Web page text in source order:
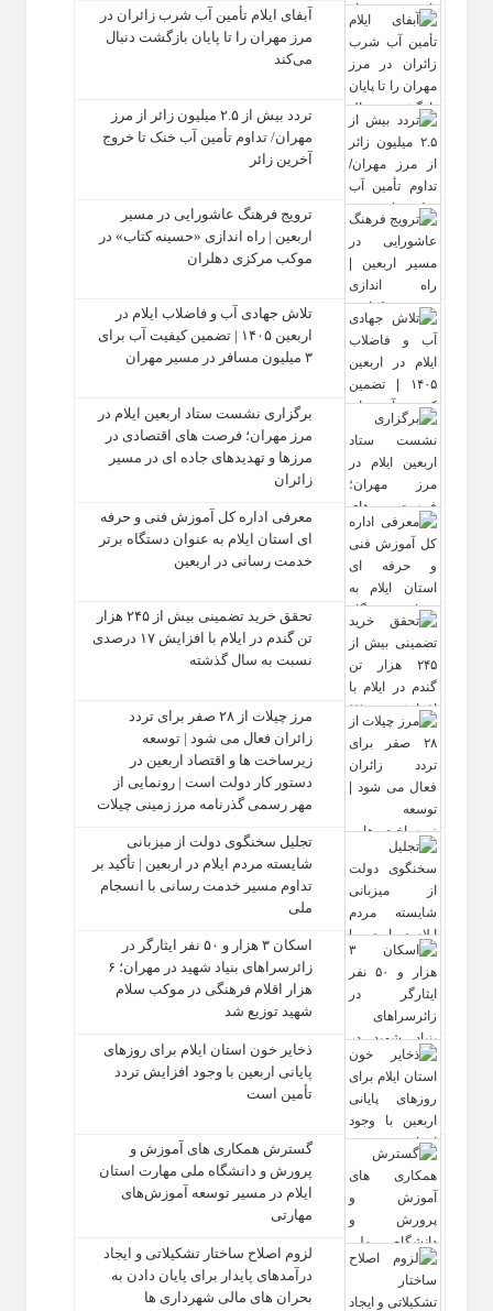
آبفای ایلام تأمین آب شرب زائران در
مرز مهران را تا پایان بازگشت دنبال
می‌کند
تردد بیش از ۲.۵ میلیون زائر از مرز
مهران/ تداوم تأمین آب خنک تا خروج
آخرین زائر
ترویج فرهنگ عاشورایی در مسیر
اربعین | راه‌ اندازی «حسینه کتاب» در
موکب مرکزی دهلران
تلاش جهادی آب و فاضلاب ایلام در
اربعین ۱۴۰۵ | تضمین کیفیت آب برای
۳ میلیون مسافر در مسیر مهران
برگزاری نشست ستاد اربعین ایلام در
مرز مهران؛ فرصت‌ های اقتصادی در
مرزها و تهدیدهای جاده‌ ای در مسیر
زائران
معرفی اداره کل آموزش فنی و حرفه‌
ای استان ایلام به‌ عنوان دستگاه برتر
خدمت‌ رسانی در اربعین
تحقق خرید تضمینی بیش از ۲۴۵ هزار
تن گندم در ایلام با افزایش ۱۷ درصدی
نسبت به سال گذشته
مرز چیلات از ۲۸ صفر برای تردد
زائران فعال می‌ شود | توسعه
زیرساخت‌ ها و اقتصاد اربعین در
دستور کار دولت است | رونمایی از
مهر رسمی گذرنامه مرز زمینی چیلات
تجلیل سخنگوی دولت از میزبانی
شایسته مردم ایلام در اربعین | تأکید بر
تداوم مسیر خدمت‌ رسانی با انسجام
ملی
اسکان ۳ هزار و ۵۰ نفر ایثارگر در
زائرسراهای بنیاد شهید در مهران؛ ۶
هزار اقلام فرهنگی در موکب سلام
شهید توزیع شد
ذخایر خون استان ایلام برای روزهای
پایانی اربعین با وجود افزایش تردد
تأمین است
گسترش همکاری‌ های آموزش و
پرورش و دانشگاه ملی مهارت استان
ایلام در مسیر توسعه آموزش‌های
مهارتی
لزوم اصلاح ساختار تشکیلاتی و ایجاد
درآمدهای پایدار برای پایان دادن به
بحران‌ های مالی شهرداری‌ ها